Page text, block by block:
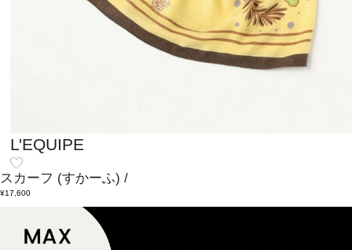
L'EQUIPE
スカーフ (すかーふ) /
¥17,600